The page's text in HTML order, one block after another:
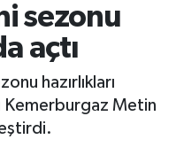
sezonu
açtı
hazırlıkları
Kemerburgaz Metin